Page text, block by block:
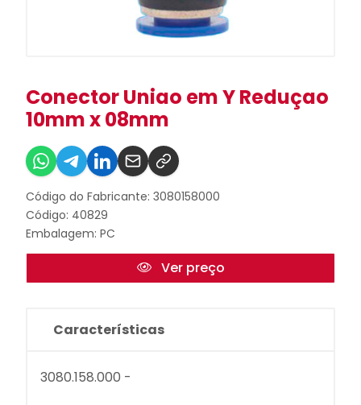
Conector Uniao em Y Reduçao
10mm x 08mm
Código do Fabricante: 3080158000
Código: 40829
Embalagem: PC
Ver preço
Características
3080.158.000 -